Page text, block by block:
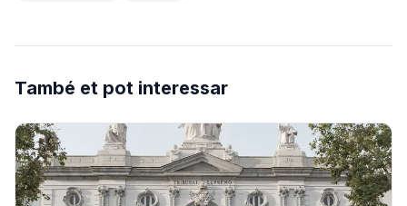
També et pot interessar